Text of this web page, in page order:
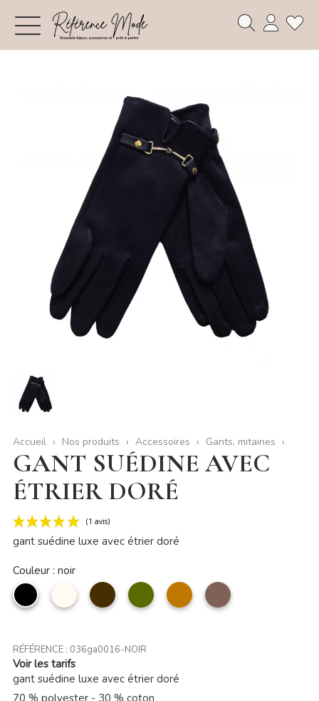
Accueil Nos produits Accessoires Gants, mitaines
GANT SUÉDINE AVEC
ÉTRIER DORÉ
(1 avis)
gant suédine luxe avec étrier doré
Couleur : noir
noir Beige Café kaki camel taupe
RÉFÉRENCE : 036ga0016-NOIR
Voir les tarifs
gant suédine luxe avec étrier doré
70 % polyester - 30 % coton